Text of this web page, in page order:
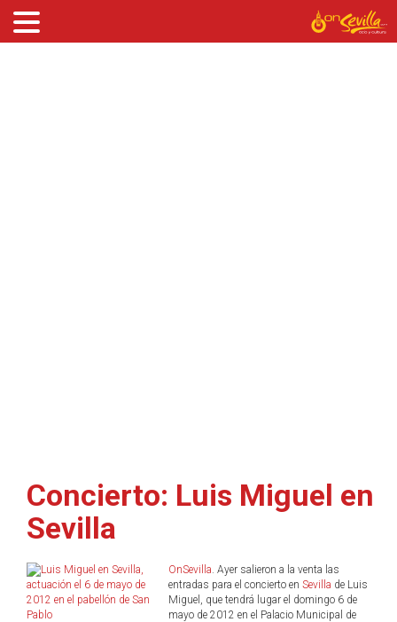
Concierto: Luis Miguel en
Sevilla
OnSevilla. Ayer salieron a la venta las
entradas para el concierto en Sevilla de Luis
Miguel, que tendrá lugar el domingo 6 de
mayo de 2012 en el Palacio Municipal de